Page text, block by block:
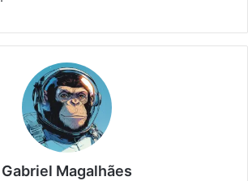
Gabriel Magalhães